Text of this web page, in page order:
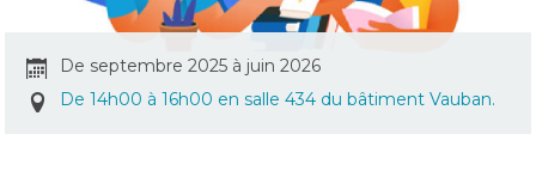
De septembre 2025 à juin 2026
De 14h00 à 16h00 en salle 434 du bâtiment Vauban.